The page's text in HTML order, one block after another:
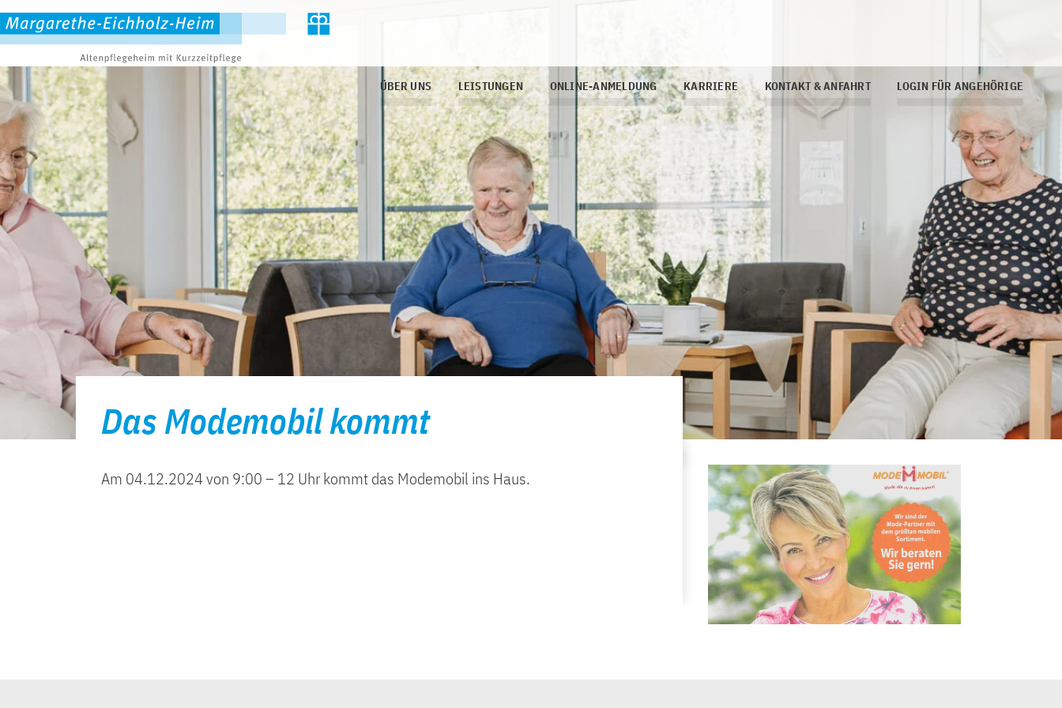
ÜBER UNS LEISTUNGEN ONLINE-ANMELDUNG KARRIERE KONTAKT & ANFAHRT LOGIN FÜR ANGEHÖRIGE
Das Modemobil kommt
Am 04.12.2024 von 9:00 – 12 Uhr kommt das Modemobil ins Haus.